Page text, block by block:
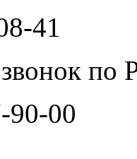
41
по
90-00